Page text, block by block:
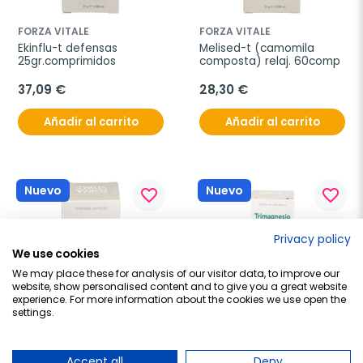
FORZA VITALE
Ekinflu-t defensas
25gr.comprimidos
37,09 €
Añadir al carrito
FORZA VITALE
Melised-t (camomila
composta) relaj. 60comp
28,30 €
Añadir al carrito
Nuevo favorite_border Nuevo favorite_border
Privacy policy
We use cookies
We may place these for analysis of our visitor data, to improve our
website, show personalised content and to give you a great website
experience. For more information about the cookies we use open the
settings.